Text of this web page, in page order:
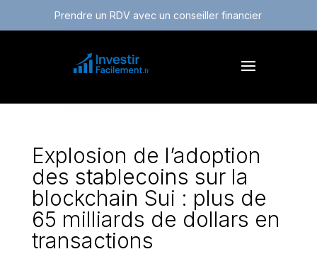
Prendre un RDV avec un conseiller financier
Explosion de l’adoption
des stablecoins sur la
blockchain Sui : plus de
65 milliards de dollars en
transactions